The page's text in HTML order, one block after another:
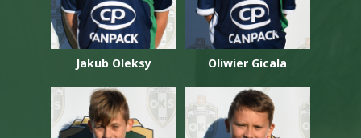
Jakub Oleksy Oliwier Gicala